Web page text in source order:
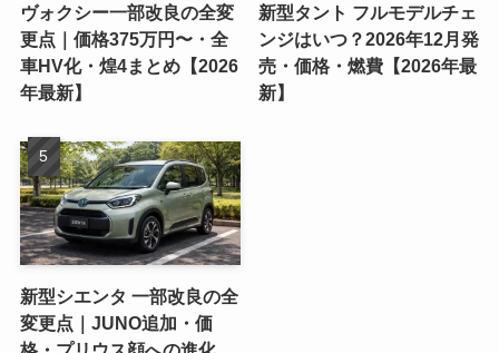
ヴォクシー一部改良の全変
更点｜価格375万円〜・全
車HV化・煌4まとめ【2026
年最新】
新型タント フルモデルチェ
ンジはいつ？2026年12月発
売・価格・燃費【2026年最
新】
新型シエンタ 一部改良の全
変更点｜JUNO追加・価